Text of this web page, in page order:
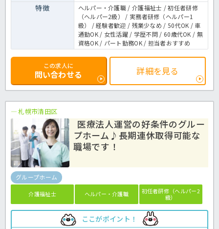
特徴
ヘルパー・介護職 / 介護福祉士 / 初任者研修
（ヘルパー2級） / 実務者研修（ヘルパー1
級） / 経験者歓迎 / 残業少なめ / 50代OK / 車
通勤OK / 女性活躍 / 学歴不問 / 60歳代OK / 無
資格OK / パート勤務OK / 担当者おすすめ
この求人に
問い合わせる 詳細を見る
札幌市清田区
医療法人運営の好条件のグルー
プホーム♪長期連休取得可能な
職場です！
グループホーム
介護福祉士 ヘルパー・介護職
初任者研修（ヘルパー2
級）
ここがポイント！